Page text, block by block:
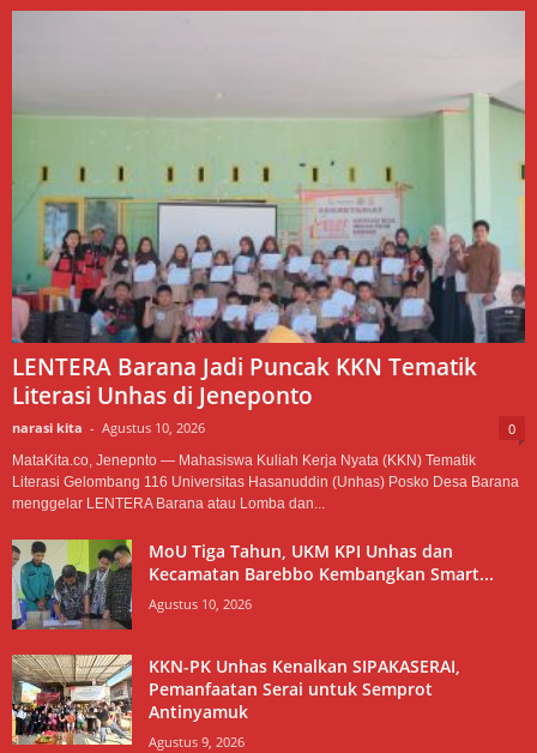
LENTERA Barana Jadi Puncak KKN Tematik
Literasi Unhas di Jeneponto
narasi kita - Agustus 10, 2026 0
MataKita.co, Jenepnto — Mahasiswa Kuliah Kerja Nyata (KKN) Tematik
Literasi Gelombang 116 Universitas Hasanuddin (Unhas) Posko Desa Barana
menggelar LENTERA Barana atau Lomba dan...
MoU Tiga Tahun, UKM KPI Unhas dan
Kecamatan Barebbo Kembangkan Smart...
Agustus 10, 2026
KKN-PK Unhas Kenalkan SIPAKASERAI,
Pemanfaatan Serai untuk Semprot
Antinyamuk
Agustus 9, 2026